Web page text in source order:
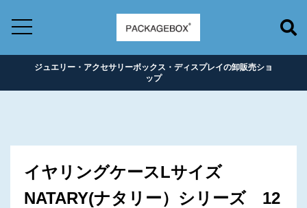
ジュエリー・アクセサリーボックス・ディスプレイの卸販売ショ
ップ
イヤリングケースLサイズ
NATARY(ナタリー）シリーズ 12